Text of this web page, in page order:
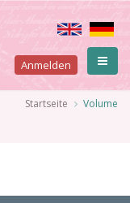
User
account
Anmelden
Startseite Volume